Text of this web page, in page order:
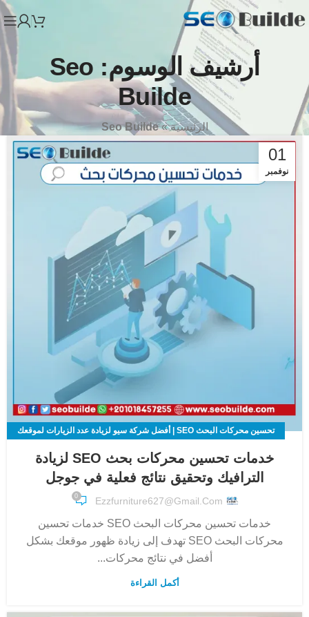
أرشيف الوسوم: Seo
Builde
الرئيسية»
Seo Builde
01
نوفمبر
تحسين محركات البحث SEO | أفضل شركة سيو لزيادة عدد الزيارات لموقعك
خدمات تحسين محركات بحث SEO لزيادة
الترافيك وتحقيق نتائج فعلية في جوجل
Ezzfurniture627@gmail.com
0
خدمات تحسين محركات البحث SEO خدمات تحسين
محركات البحث SEO تهدف إلى زيادة ظهور موقعك بشكل
أفضل في نتائج محركات...
أكمل القراءة